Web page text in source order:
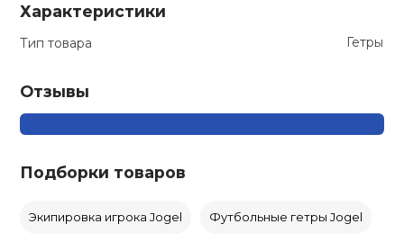
Характеристики
Тип товара Гетры
Отзывы
Подборки товаров
Экипировка игрока Jogel Футбольные гетры Jogel